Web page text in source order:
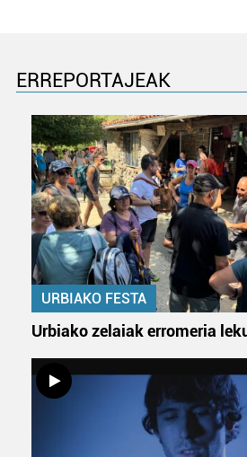
ERREPORTAJEAK
URBIAKO FESTA
Urbiako zelaiak erromeria